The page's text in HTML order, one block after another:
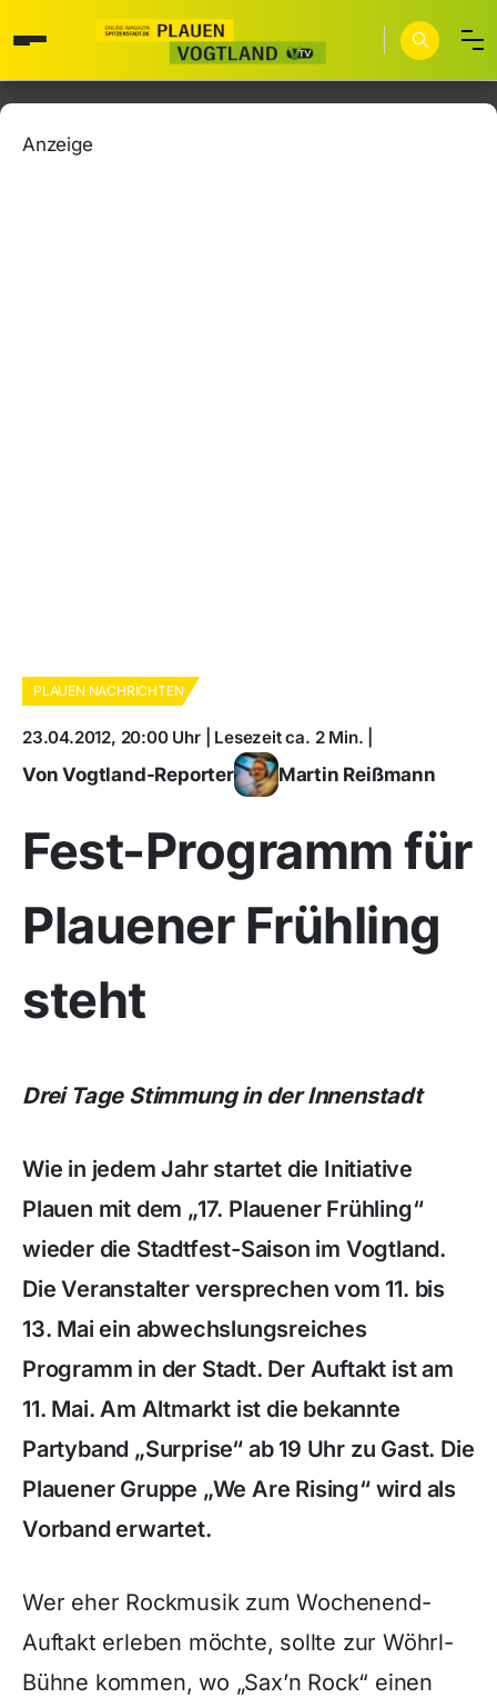
Anzeige
PLAUEN NACHRICHTEN
23.04.2012, 20:00 Uhr | Lesezeit ca. 2 Min. |
Von Vogtland-Reporter Martin Reißmann
Fest-Programm für
Plauener Frühling
steht
Drei Tage Stimmung in der Innenstadt
Wie in jedem Jahr startet die Initiative
Plauen mit dem „17. Plauener Frühling“
wieder die Stadtfest-Saison im Vogtland.
Die Veranstalter versprechen vom 11. bis
13. Mai ein abwechslungsreiches
Programm in der Stadt. Der Auftakt ist am
11. Mai. Am Altmarkt ist die bekannte
Partyband „Surprise“ ab 19 Uhr zu Gast. Die
Plauener Gruppe „We Are Rising“ wird als
Vorband erwartet.
Wer eher Rockmusik zum Wochenend-
Auftakt erleben möchte, sollte zur Wöhrl-
Bühne kommen, wo „Sax’n Rock“ einen